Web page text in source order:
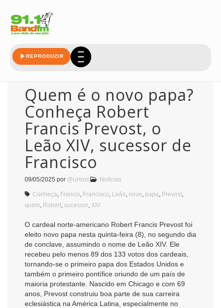
REPRODUZIR
Quem é o novo papa?
Conheça Robert
Francis Prevost, o
Leão XIV, sucessor de
Francisco
09/05/2025 por @uHost Notícias
Conheça Francis Francisco Leão novo papa Prevost
quem Robert sucessor XIV
O cardeal norte-americano Robert Francis Prevost foi
eleito novo papa nesta quinta-feira (8), no segundo dia
de conclave, assumindo o nome de Leão XIV. Ele
recebeu pelo menos 89 dos 133 votos dos cardeais,
tornando-se o primeiro papa dos Estados Unidos e
também o primeiro pontífice oriundo de um país de
maioria protestante. Nascido em Chicago e com 69
anos, Prevost construiu boa parte de sua carreira
eclesiástica na América Latina, especialmente no